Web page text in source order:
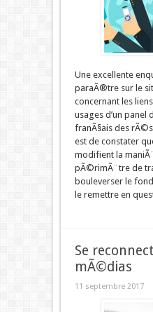
Une excellente
paraÃ®tre sur le
concernant les
usages d’un panel
franÃ§ais des
est de constater
modifient la
pÃ©rimÃ¨tre de
bouleverser le
le remettre en
Se
mÃ©dias
11 septembre 2017